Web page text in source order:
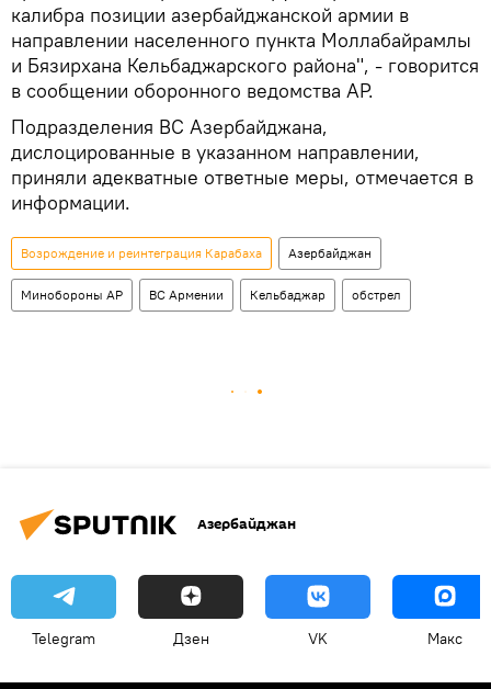
калибра позиции азербайджанской армии в
направлении населенного пункта Моллабайрамлы
и Бязирхана Кельбаджарского района", - говорится
в сообщении оборонного ведомства АР.
Подразделения ВС Азербайджана,
дислоцированные в указанном направлении,
приняли адекватные ответные меры, отмечается в
информации.
Возрождение и реинтеграция Карабаха Азербайджан
Минобороны АР ВС Армении Кельбаджар обстрел
Азербайджан
Telegram Дзен VK Макс